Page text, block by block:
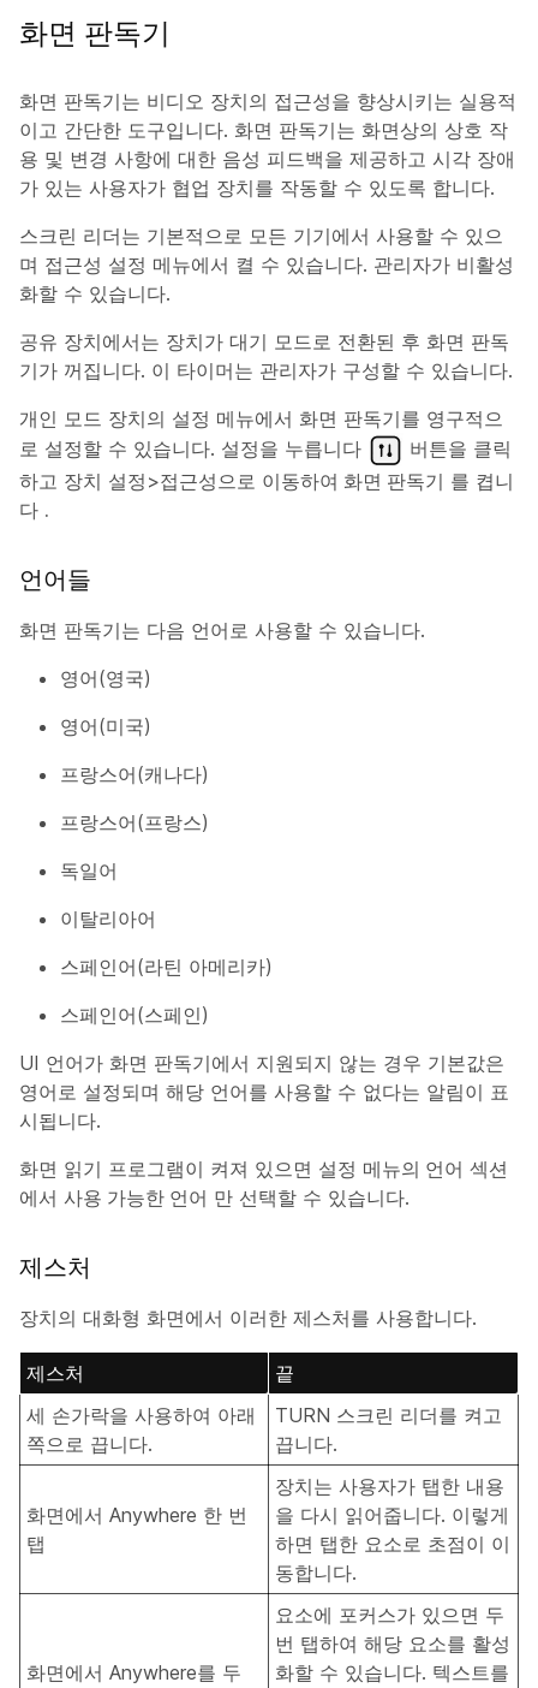
화면 판독기
화면 판독기는 비디오 장치의 접근성을 향상시키는 실용적
이고 간단한 도구입니다. 화면 판독기는 화면상의 상호 작
용 및 변경 사항에 대한 음성 피드백을 제공하고 시각 장애
가 있는 사용자가 협업 장치를 작동할 수 있도록 합니다.
스크린 리더는 기본적으로 모든 기기에서 사용할 수 있으
며 접근성 설정 메뉴에서 켤 수 있습니다. 관리자가 비활성
화할 수 있습니다.
공유 장치에서는 장치가 대기 모드로 전환된 후 화면 판독
기가 꺼집니다. 이 타이머는 관리자가 구성할 수 있습니다.
개인 모드 장치의 설정 메뉴에서 화면 판독기를 영구적으
로 설정할 수 있습니다. 설정을 누릅니다
버튼을 클릭
하고 장치 설정>접근성으로 이동하여 화면 판독기 를 켭니
다 .
언어들
화면 판독기는 다음 언어로 사용할 수 있습니다.
영어(영국)
영어(미국)
프랑스어(캐나다)
프랑스어(프랑스)
독일어
이탈리아어
스페인어(라틴 아메리카)
스페인어(스페인)
UI 언어가 화면 판독기에서 지원되지 않는 경우 기본값은
영어로 설정되며 해당 언어를 사용할 수 없다는 알림이 표
시됩니다.
화면 읽기 프로그램이 켜져 있으면 설정 메뉴의 언어 섹션
에서 사용 가능한 언어 만 선택할 수 있습니다.
제스처
장치의 대화형 화면에서 이러한 제스처를 사용합니다.
제스처
끝
세 손가락을 사용하여 아래
쪽으로 끕니다.
TURN 스크린 리더를 켜고
끕니다.
화면에서 Anywhere 한 번
탭
장치는 사용자가 탭한 내용
을 다시 읽어줍니다. 이렇게
하면 탭한 요소로 초점이 이
동합니다.
화면에서 Anywhere를 두
요소에 포커스가 있으면 두
번 탭하여 해당 요소를 활성
화할 수 있습니다. 텍스트를